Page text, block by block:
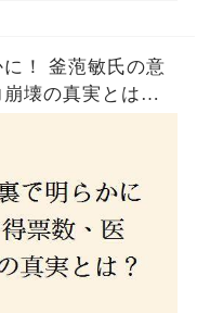
！ 釜萢敏氏の意
壊の真実とは？